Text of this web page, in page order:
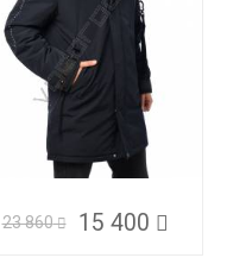
23 860 15 400